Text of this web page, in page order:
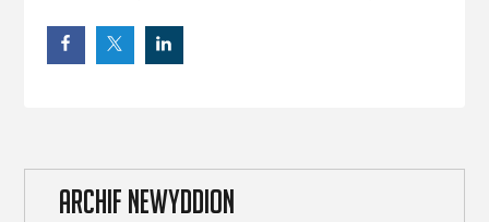
ARCHIF NEWYDDION